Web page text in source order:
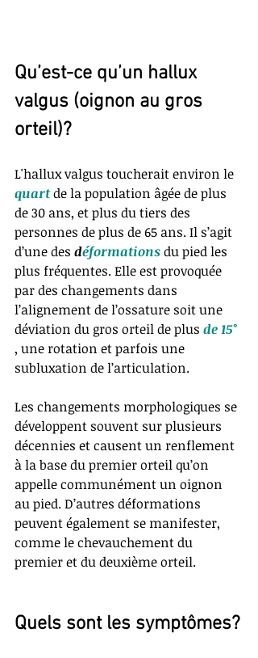
Qu’est-ce qu’un hallux
valgus (oignon au gros
orteil)?
L'hallux valgus toucherait environ le
quart de la population âgée de plus
de 30 ans, et plus du tiers des
personnes de plus de 65 ans. Il s’agit
d’une des déformations du pied les
plus fréquentes. Elle est provoquée
par des changements dans
l’alignement de l’ossature soit une
déviation du gros orteil de plus de 15°
, une rotation et parfois une
subluxation de l’articulation.
Les changements morphologiques se
développent souvent sur plusieurs
décennies et causent un renflement
à la base du premier orteil qu’on
appelle communément un oignon
au pied. D’autres déformations
peuvent également se manifester,
comme le chevauchement du
premier et du deuxième orteil.
Quels sont les symptômes?